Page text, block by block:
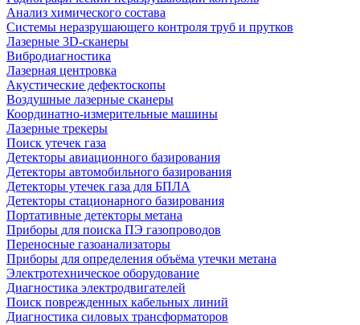
Анализ химического состава
Системы неразрушающего контроля труб и прутков
Лазерные 3D-сканеры
Вибродиагностика
Лазерная центровка
Акустические дефектоскопы
Воздушные лазерные сканеры
Координатно-измерительные машины
Лазерные трекеры
Поиск утечек газа
Детекторы авиационного базирования
Детекторы автомобильного базирования
Детекторы утечек газа для БПЛА
Детекторы стационарного базирования
Портативные детекторы метана
Приборы для поиска ПЭ газопроводов
Переносные газоанализаторы
Приборы для определения объёма утечки метана
Электротехническое оборудование
Диагностика электродвигателей
Поиск поврежденных кабельных линий
Диагностика силовых трансформаторов